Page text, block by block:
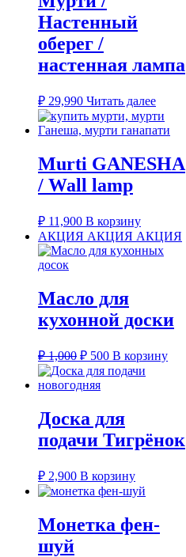
Настенный
оберег /
настенная лампа
₽ 29,990 Читать далее
Murti GANESHA
/ Wall lamp
₽ 11,900 В корзину
АКЦИЯ АКЦИЯ АКЦИЯ
Масло для
кухонной доски
₽1,000 Первоначальная
цена
составляла
₽ 500Текущая
цена:
В корзину
Доска для
подачи Тигрёнок
₽ 2,900 В корзину
Монетка фен-
шуй